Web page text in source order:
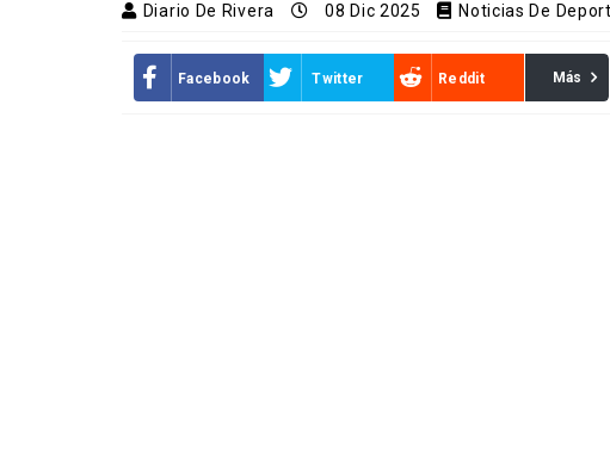
Diario De Rivera 08 Dic 2025 Noticias De
Facebook Twitter Reddit Más